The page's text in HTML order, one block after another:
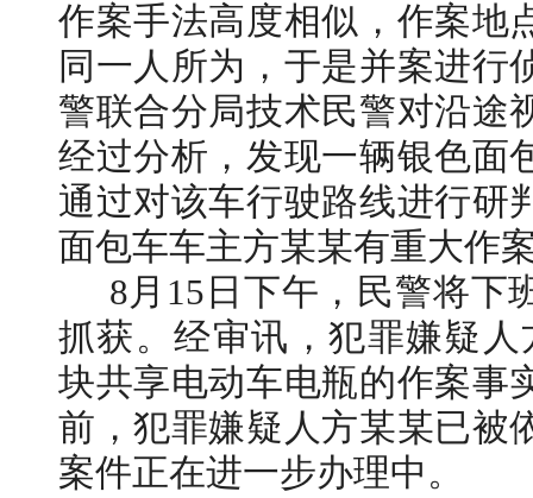
作案手法高度相似，作案地
同一人所为，于是并案进行
警联合分局技术民警对沿途
经过分析，发现一辆银色面
通过对该车行驶路线进行研
面包车车主方某某有重大作
8月15日下午，民警将下
抓获。经审讯，犯罪嫌疑
块共享电动车电瓶的作案事
前，犯罪嫌疑人方某某已被
案件正在进一步办理中。